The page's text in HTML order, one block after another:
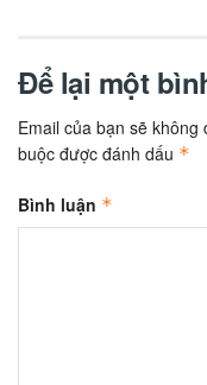
Để lại một
Email của bạn sẽ
buộc được đánh dấu *
Bình luận *